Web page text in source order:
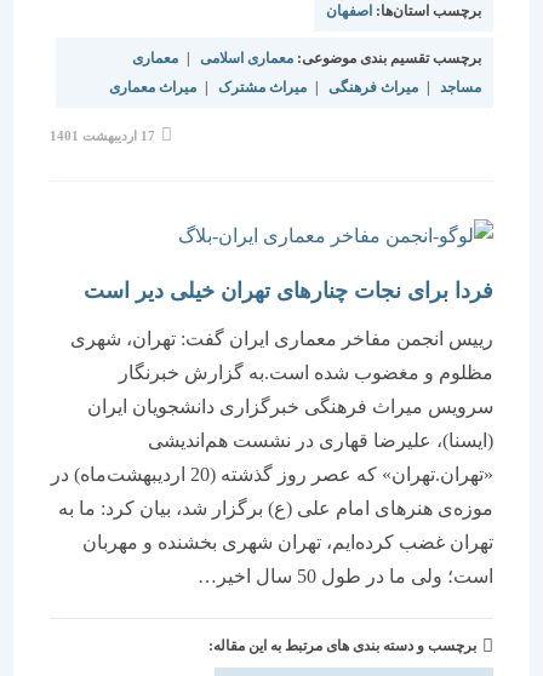
برچسب استان‌ها:اصفهان
برچسب تقسیم بندی موضوعی:معماری اسلامی | معماری
| میراث فرهنگی | میراث مشترک | میراث معماری
فردا برای نجات چنارهای تهران خیلی دیر است
رییس انجمن مفاخر معماری ایران گفت: تهران، شهری
مظلوم و مغضوب شده است.به گزارش خبرنگار
سرویس میراث فرهنگی خبرگزاری دانشجویان ایران
(ایسنا)، علیرضا قهاری در نشست هم‌اندیشی
«تهران.تهران» كه عصر روز گذشته (20 اردیبهشت‌ماه) در
موزه‌ی هنرهای امام علی (ع) برگزار شد، بیان كرد: ما به
تهران غضب كرده‌ایم، تهران شهری بخشنده و مهربان
است؛ ولی ما در طول 50 سال اخیر…
برچسب و دسته بندی های مرتبط به این مقاله: